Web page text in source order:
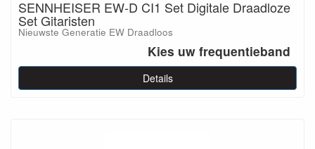
SENNHEISER EW-D CI1 Set Digitale Draadloze
Set Gitaristen
Nieuwste Generatie EW Draadloos
Kies uw frequentieband
Details